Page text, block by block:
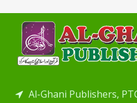
Al-Ghani Publishers,